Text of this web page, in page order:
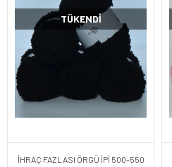
TÜKENDI
İHRAÇ FAZLASI ÖRGÜ İPİ 500-550